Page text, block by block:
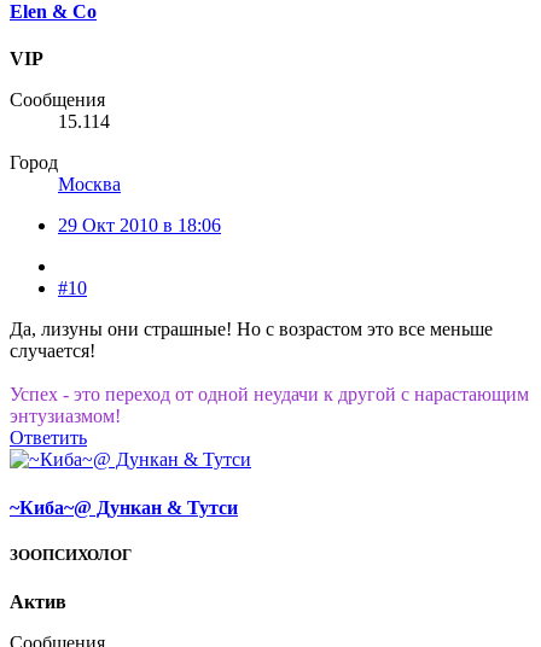
Elen & Co
VIP
Сообщения
15.114
Город
Москва
29 Окт 2010 в 18:06
#10
Да, лизуны они страшные! Но с возрастом это все меньше
случается!
Успех - это переход от одной неудачи к другой с нарастающим
энтузиазмом!
Ответить
~Киба~@ Дункан & Тутси
ЗООПСИХОЛОГ
Актив
Сообщения